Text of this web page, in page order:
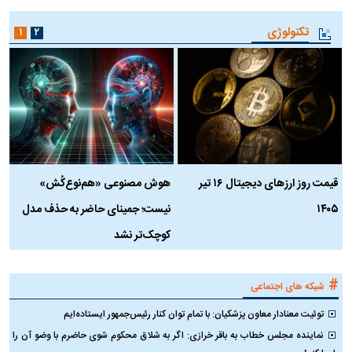
تکنولوژی
قیمت روز ارز‌های دیجیتال ۱۶ تیر
۱۴۰۵
هوش مصنوعی «هم‌نوع‌کُش»
نیست؛ جمینای حاضر به حذف مدل
کوچک‌تر نشد
۱ ۲
# شبکه های اجتماعی
توئیت معنادار معاون پزشکیان: با تمام توان کنار رئیس‌جمهور ایستاده‌ایم
نماینده مجلس خطاب به باقر خرازی: اگر به شلاق محکوم شوی حاضرم با وضو آن را